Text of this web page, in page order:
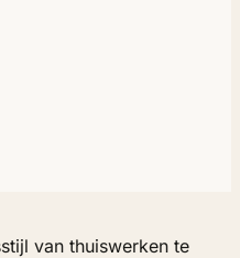
van thuiswerken te